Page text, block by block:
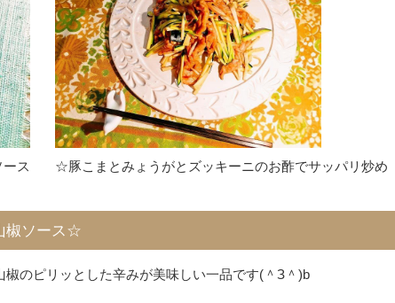
ス ☆豚こまとみょうがとズッキーニのお酢でサッパリ炒め
椒ソース☆
のピリッとした辛みが美味しい一品です(＾З＾)b